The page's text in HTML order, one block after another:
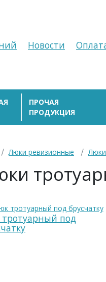
Новости
ПРОЧАЯ
ПРОДУКЦИЯ
Люки ревизионные
под